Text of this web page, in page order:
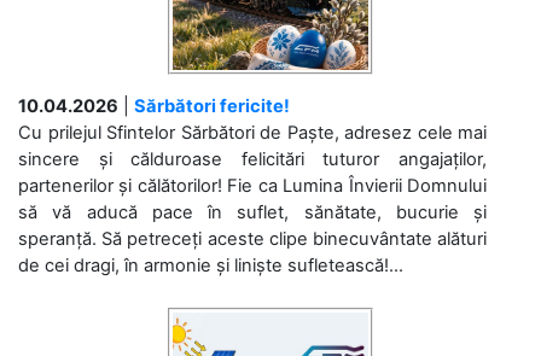
10.04.2026
Sărbători fericite!
Cu prilejul Sfintelor Sărbători de Paște, adresez cele mai
sincere și călduroase felicitări tuturor angajaților,
partenerilor și călătorilor! Fie ca Lumina Învierii Domnului
să vă aducă pace în suflet, sănătate, bucurie și
speranță. Să petreceți aceste clipe binecuvântate alături
de cei dragi, în armonie și liniște sufletească!...